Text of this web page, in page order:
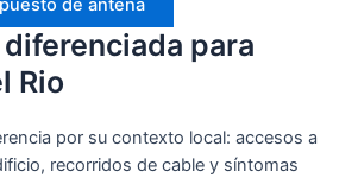
de antena
para
Rio
por su contexto local: accesos a
recorridos de cable y síntomas